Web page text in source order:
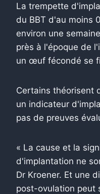
La trempette
du BBT d'au moins
environ une
près à l'époque de
un œuf fécondé se
Certains théorisent
un indicateur
pas de preuves
« La cause et la
d'implantation ne
Dr Kroener. Et une
post-ovulation peut